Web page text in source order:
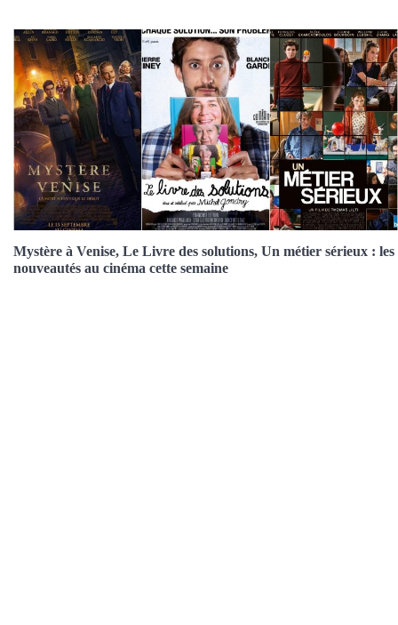
Mystère à Venise, Le Livre des solutions, Un métier sérieux : les
nouveautés au cinéma cette semaine